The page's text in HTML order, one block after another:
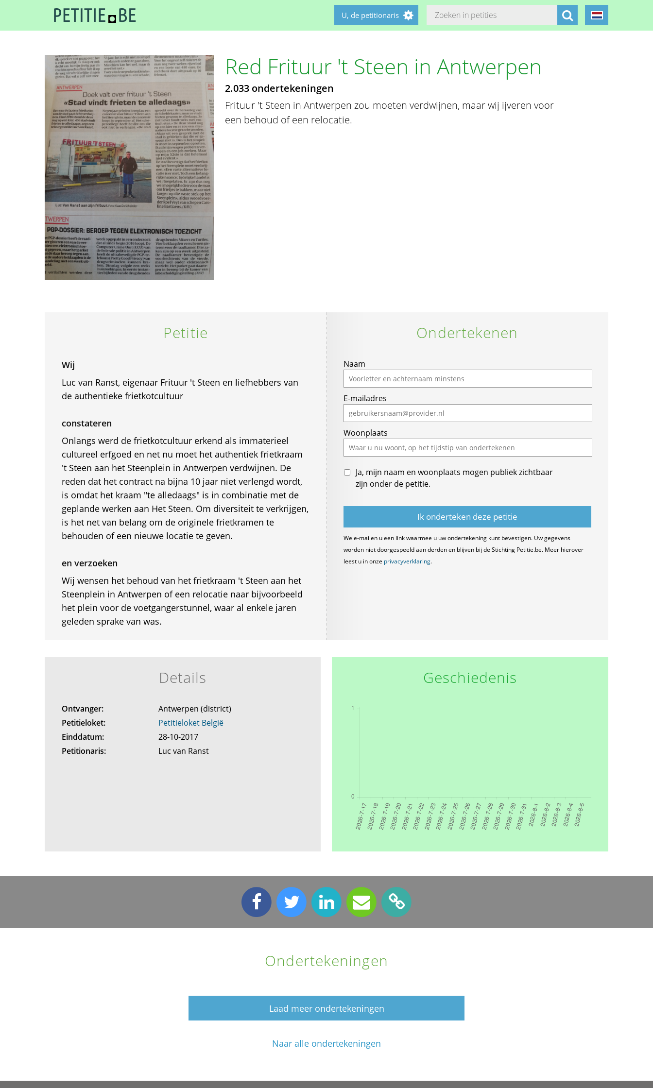
U, de petitionaris
Red Frituur 't Steen in Antwerpen
2.033 ondertekeningen
Frituur 't Steen in Antwerpen zou moeten verdwijnen, maar wij ijveren voor
een behoud of een relocatie.
Petitie
Wij
Luc van Ranst, eigenaar Frituur 't Steen en liefhebbers van
de authentieke frietkotcultuur
constateren
Onlangs werd de frietkotcultuur erkend als immaterieel
cultureel erfgoed en net nu moet het authentiek frietkraam
't Steen aan het Steenplein in Antwerpen verdwijnen. De
reden dat het contract na bijna 10 jaar niet verlengd wordt,
is omdat het kraam "te alledaags" is in combinatie met de
geplande werken aan Het Steen. Om diversiteit te verkrijgen,
is het net van belang om de originele frietkramen te
behouden of een nieuwe locatie te geven.
en verzoeken
Wij wensen het behoud van het frietkraam 't Steen aan het
Steenplein in Antwerpen of een relocatie naar bijvoorbeeld
het plein voor de voetgangerstunnel, waar al enkele jaren
geleden sprake van was.
Ondertekenen
If
you
are
a
human,
ignore
this
field
Naam
E-mailadres
Woonplaats
Ja, mijn naam en woonplaats mogen publiek zichtbaar
zijn onder de petitie.
We e-mailen u een link waarmee u uw ondertekening kunt bevestigen. Uw gegevens
worden niet doorgespeeld aan derden en blijven bij de Stichting Petitie.be. Meer hierover
leest u in onze privacyverklaring.
Details
Ontvanger:
Antwerpen (district)
Petitieloket:
Petitieloket België
Einddatum:
28-10-2017
Petitionaris:
Luc van Ranst
Geschiedenis
Ondertekeningen
Laad meer ondertekeningen
Naar alle ondertekeningen